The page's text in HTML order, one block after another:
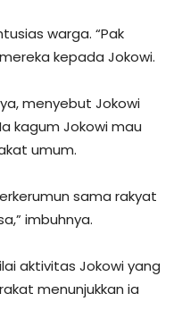
warga. “Pak
kepada Jokowi.
menyebut Jokowi
kagum Jokowi mau
umum.
sama rakyat
imbuhnya.
aktivitas Jokowi yang
menunjukkan ia